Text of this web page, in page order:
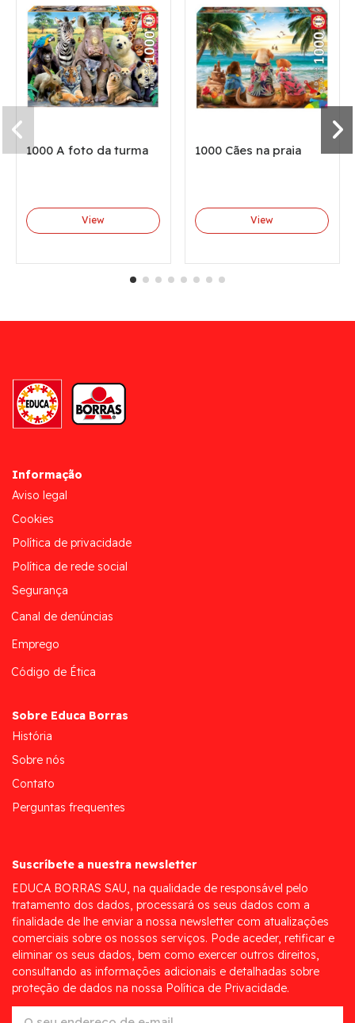
1000 A foto da turma
View
1000 Cães na praia
View
Informação
Aviso legal
Cookies
Política de privacidade
Política de rede social
Segurança
Canal de denúncias
Emprego
Código de Ética
Sobre Educa Borras
História
Sobre nós
Contato
Perguntas frequentes
Suscríbete a nuestra newsletter
EDUCA BORRAS SAU, na qualidade de responsável pelo
tratamento dos dados, processará os seus dados com a
finalidade de lhe enviar a nossa newsletter com atualizações
comerciais sobre os nossos serviços. Pode aceder, retificar e
eliminar os seus dados, bem como exercer outros direitos,
consultando as informações adicionais e detalhadas sobre
proteção de dados na nossa Política de Privacidade.